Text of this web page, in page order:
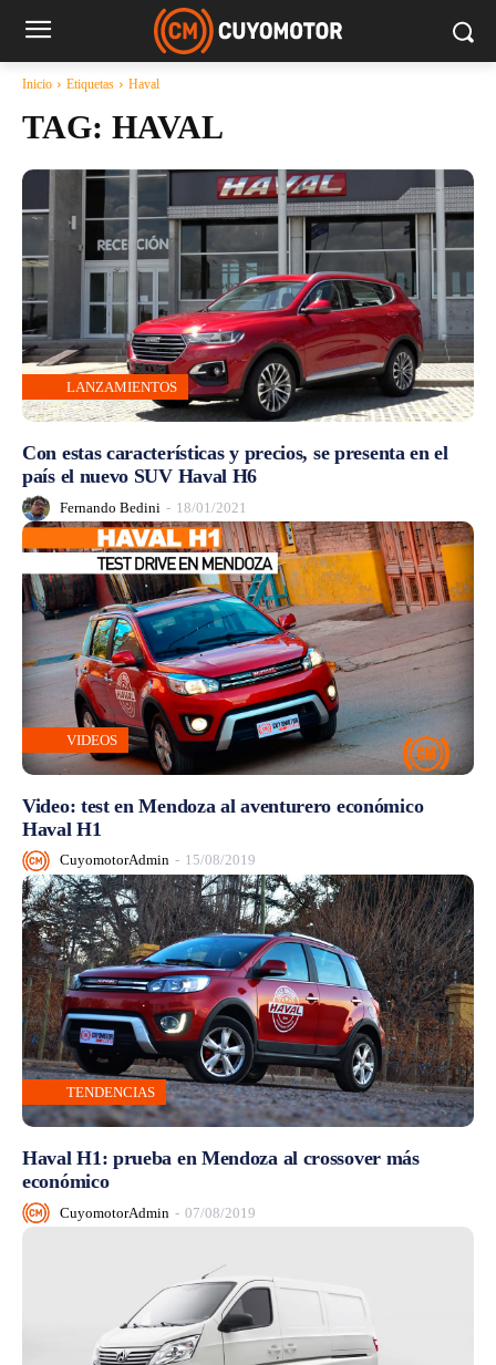
Inicio Etiquetas Haval
TAG: HAVAL
LANZAMIENTOS
Con estas características y precios, se presenta en el
país el nuevo SUV Haval H6
Fernando Bedini - 18/01/2021
VIDEOS
Video: test en Mendoza al aventurero económico
Haval H1
CuyomotorAdmin - 15/08/2019
TENDENCIAS
Haval H1: prueba en Mendoza al crossover más
económico
CuyomotorAdmin - 07/08/2019